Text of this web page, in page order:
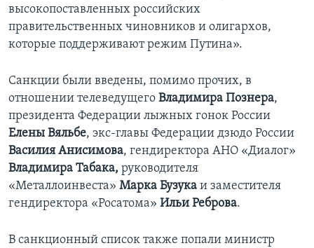
высокопоставленных российских
правительственных чиновников и олигархов,
которые поддерживают режим Путина».
Санкции были введены, помимо прочих, в
отношении телеведущего Владимира Познера,
президента Федерации лыжных гонок России
Елены Вяльбе, экс-главы Федерации дзюдо России
Василия Анисимова, гендиректора АНО «Диалог»
Владимира Табака, руководителя
«Металлоинвеста» Марка Бузука и заместителя
гендиректора «Росатома» Ильи Реброва.
В санкционный список также попали министр